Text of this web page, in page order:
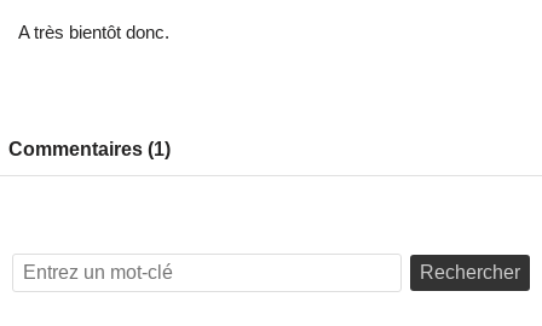
A très bientôt donc.
Commentaires (1)
Rechercher